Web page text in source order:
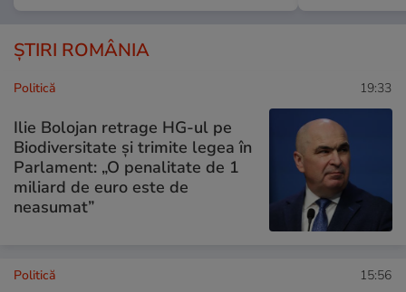
ȘTIRI ROMÂNIA
Politică 19:33
Ilie Bolojan retrage HG-ul pe
Biodiversitate și trimite legea în
Parlament: „O penalitate de 1
miliard de euro este de
neasumat”
Politică 15:56